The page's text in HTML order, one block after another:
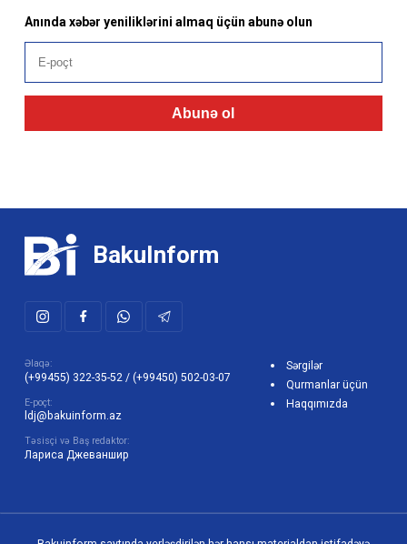
Anında xəbər yeniliklərini almaq üçün abunə olun
Abunə ol
BakuInform
Əlaqə:
(+99455) 322-35-52 / (+99450) 502-03-07
E-poçt:
ldj@bakuinform.az
Təsisçi və Baş redaktor:
Лариса Джеваншир
Sərgilər
Qurmanlar üçün
Haqqımızda